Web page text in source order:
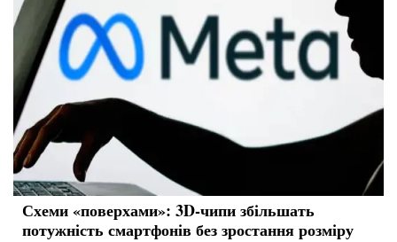
Схеми «поверхами»: 3D-чипи збільшать
потужність смартфонів без зростання розміру